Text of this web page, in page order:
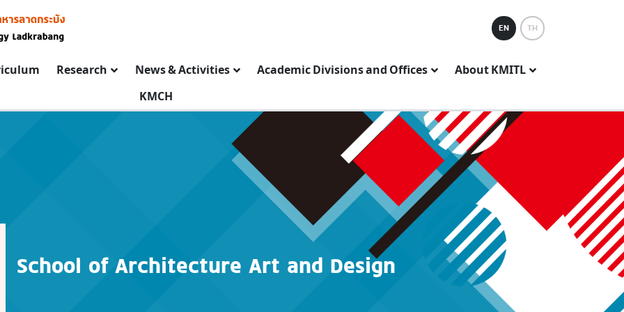
EN TH
Research News & Activities Academic Divisions and Offices
About KMITL
KMCH
School of Architecture Art and Design